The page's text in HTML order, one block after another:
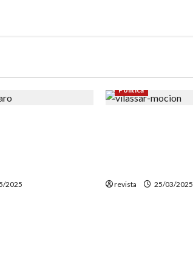
2025
Política
revista 25/03/2025